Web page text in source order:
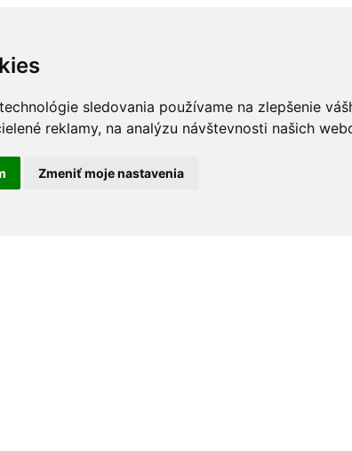
sledovania používame na zlepšenie
reklamy, na analýzu návštevnosti našich
Zmeniť moje nastavenia